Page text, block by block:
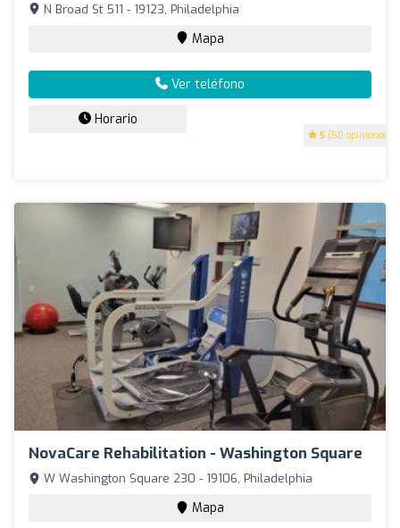
5 (50 opiniones)
N Broad St 511 - 19123, Philadelphia
Mapa
Ver teléfono
Horario
NovaCare Rehabilitation - Washington Square
W Washington Square 230 - 19106, Philadelphia
Mapa